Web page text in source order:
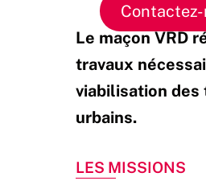
Le maçon VRD
travaux
viabilisation des
urbains.
Les Missions